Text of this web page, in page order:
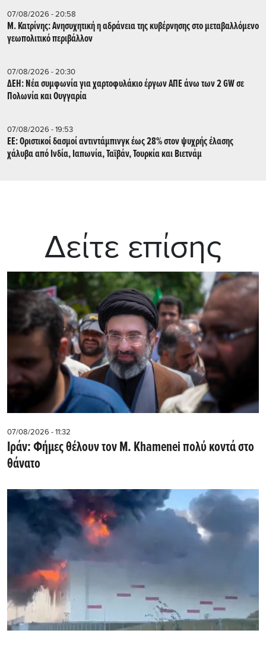
07/08/2026 - 20:58
Μ. Κατρίνης: Ανησυχητική η αδράνεια της κυβέρνησης στο μεταβαλλόμενο
γεωπολιτικό περιβάλλον
07/08/2026 - 20:30
ΔΕΗ: Νέα συμφωνία για χαρτοφυλάκιο έργων ΑΠΕ άνω των 2 GW σε
Πολωνία και Ουγγαρία
07/08/2026 - 19:53
ΕΕ: Οριστικοί δασμοί αντιντάμπινγκ έως 28% στον ψυχρής έλασης
χάλυβα από Ινδία, Ιαπωνία, Ταϊβάν, Τουρκία και Βιετνάμ
Δείτε επίσης
07/08/2026 - 11:32
Ιράν: Φήμες θέλουν τον Μ. Khamenei πολύ κοντά στο
θάνατο